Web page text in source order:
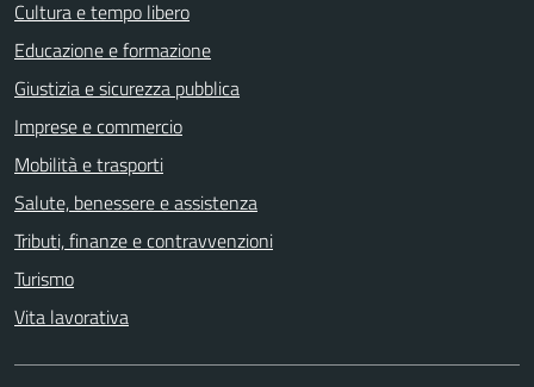
Cultura e tempo libero
Educazione e formazione
Giustizia e sicurezza pubblica
Imprese e commercio
Mobilità e trasporti
Salute, benessere e assistenza
Tributi, finanze e contravvenzioni
Turismo
Vita lavorativa